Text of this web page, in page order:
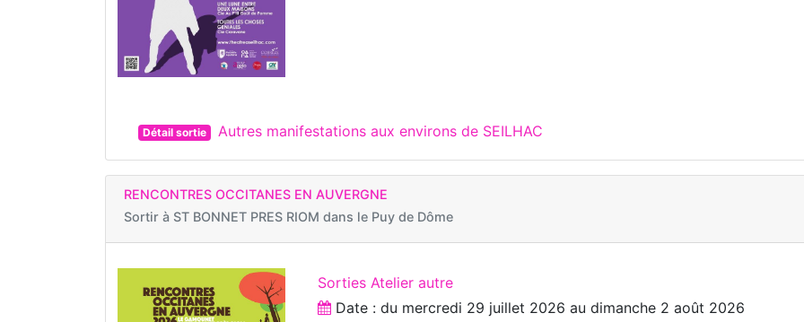
Détail sortie Autres manifestations aux environs de SEILHAC
RENCONTRES OCCITANES EN AUVERGNE
Sortir à ST BONNET PRES RIOM dans le Puy de Dôme
Sorties Atelier autre
Date : du mercredi 29 juillet 2026 audimanche 2 août 2026